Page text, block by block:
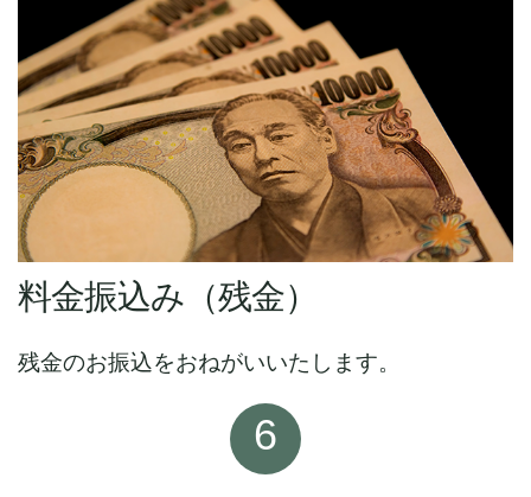
料金振込み（残金）
残金のお振込をおねがいいたします。
6